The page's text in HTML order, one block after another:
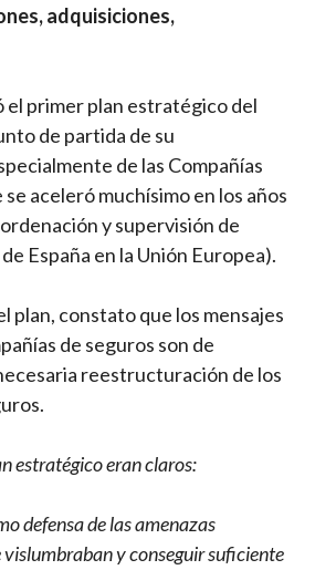
adquisiciones,
el primer plan estratégico del
de partida de su
de las Compañías
aceleró muchísimo en los años
y supervisión de
España en la Unión Europea).
plan, constato que los mensajes
de seguros son de
reestructuración de los
estratégico eran claros:
defensa de las amenazas
vislumbraban y conseguir suficiente